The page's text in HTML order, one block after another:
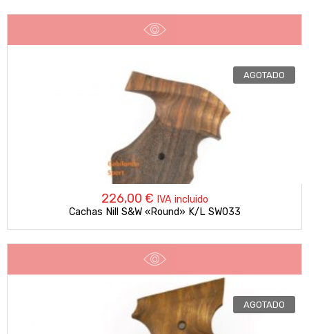
precios:
hasta
231,00 €
AGOTADO
226,00 € IVA incluido
Cachas Nill S&W «Round» K/L SW033
AGOTADO